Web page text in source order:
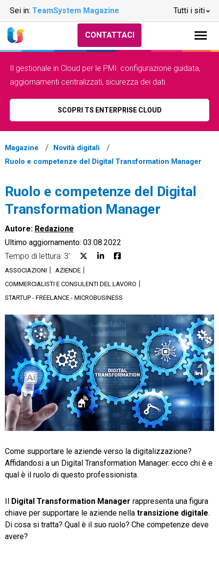
Sei in: TeamSystem Magazine Tutti i siti
CRM
Ecommerce
Email Marketing
Fatturazione
Financial Solutions
HR
Trust Services
TeamSystem Store
CONTATTACI
Il gestionale in Cloud per le PMI: configurazione guidata,
aggiornamenti centralizzati, sicurezza dei dati.
SCOPRI TS ENTERPRISE CLOUD
Magazine
Novità digitali
Ruolo e competenze del Digital Transformation Manager
Ruolo e competenze del Digital
Transformation Manager
Autore: Redazione
Ultimo aggiornamento: 03.08.2022
Tempo di lettura: 3'
ASSOCIAZIONI
AZIENDE
COMMERCIALISTI E CONSULENTI DEL LAVORO
STARTUP - FREELANCE - MICROBUSINESS
Come supportare le aziende verso la digitalizzazione?
Affidandosi a un Digital Transformation Manager: ecco chi è e
qual è il ruolo di questo professionista.
Il Digital Transformation Manager rappresenta una figura
chiave per supportare le aziende nella transizione digitale.
Di cosa si tratta? Qual è il suo ruolo? Che competenze deve
avere?